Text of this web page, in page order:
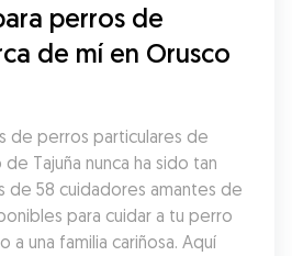
perros de
de mí en Orusco
de perros particulares de
Tajuña nunca ha sido tan
de 58 cuidadores amantes de
para cuidar a tu perro
a una familia cariñosa. Aquí